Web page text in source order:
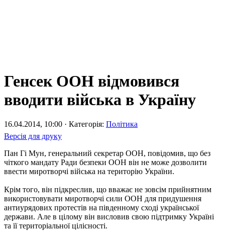
Генсек ООН відмовився
вводити війська в Україну
16.04.2014, 10:00 · Категорія: Політика
Версія для друку
Пан Гі Мун, генеральний секретар ООН, повідомив, що без
чіткого мандату Ради безпеки ООН він не може дозволити
ввести миротворчі війська на територію України.
Крім того, він підкреслив, що вважає не зовсім прийнятним
використовувати миротворчі сили ООН для придушення
антиурядових протестів на південному сході української
держави. Але в цілому він висловив свою підтримку Україні
та її територіальної цілісності.